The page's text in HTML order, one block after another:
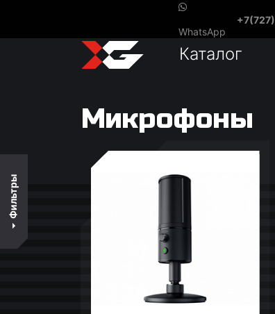
WhatsApp
+7(727)
Каталог
Фильтры
По названиюМикрофоны